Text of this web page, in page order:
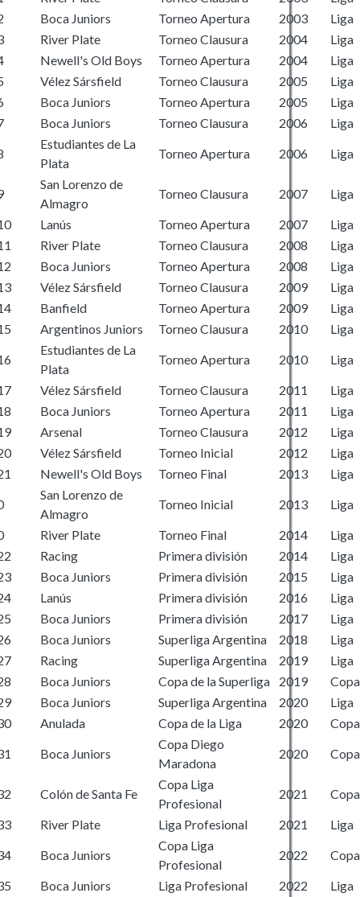
Boca Juniors Torneo Apertura 2003
Liga
River Plate Torneo Clausura 2004
Liga
Newell's Old Boys Torneo Apertura 2004
Liga
Vélez Sársfield Torneo Clausura 2005
Liga
Boca Juniors Torneo Apertura 2005
Liga
Boca Juniors Torneo Clausura 2006
Liga
Estudiantes de La
Plata
Torneo Apertura 2006 Liga
San Lorenzo de
Almagro
Torneo Clausura 2007
Liga
Lanús Torneo Apertura 2007
Liga
River Plate Torneo Clausura 2008
Liga
Boca Juniors Torneo Apertura 2008
Liga
Vélez Sársfield Torneo Clausura 2009
Liga
Banfield Torneo Apertura 2009
Liga
Argentinos Juniors Torneo Clausura 2010
Liga
Estudiantes de La
Plata
Torneo Apertura 2010
Liga
Vélez Sársfield Torneo Clausura 2011
Liga
Boca Juniors Torneo Apertura 2011
Liga
Arsenal Torneo Clausura 2012
Liga
Vélez Sársfield Torneo Inicial 2012
Liga
Newell's Old Boys Torneo Final 2013
Liga
San Lorenzo de
Almagro
Torneo Inicial 2013
Liga
River Plate Torneo Final 2014
Liga
Racing Primera división 2014
Liga
Boca Juniors Primera división 2015
Liga
Lanús Primera división 2016
Liga
Boca Juniors Primera división 2017
Liga
Boca Juniors Superliga Argentina 2018
Liga
Racing Superliga Argentina 2019
Liga
Boca Juniors Copa de la Superliga 2019
Copa
Boca Juniors Superliga Argentina 2020
Liga
Anulada Copa de la Liga 2020
Copa
Boca Juniors
Copa Diego
Maradona
2020 Copa
Colón de Santa Fe
Copa Liga
Profesional
2021
Copa
River Plate Liga Profesional 2021
Liga
Boca Juniors
Copa Liga
Profesional
2022
Copa
Boca Juniors Liga Profesional 2022
Liga